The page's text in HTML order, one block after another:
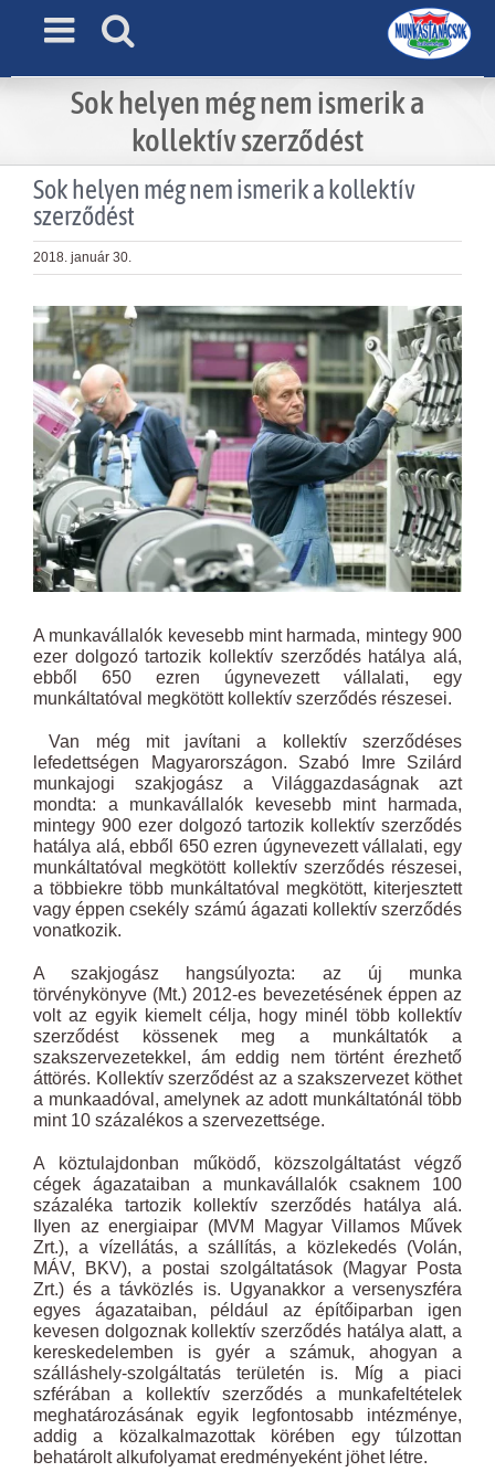
Sok helyen még nem ismerik a
kollektív szerződést
Sok helyen még nem ismerik a kollektív
szerződést
2018. január 30.
View
Larger
Image
A munkavállalók kevesebb mint harmada, mintegy 900
ezer dolgozó tartozik kollektív szerződés hatálya alá,
ebből 650 ezren úgynevezett vállalati, egy
munkáltatóval megkötött kollektív szerződés részesei.
Van még mit javítani a kollektív szerződéses
lefedettségen Magyarországon. Szabó Imre Szilárd
munkajogi szakjogász a Világgazdaságnak azt
mondta: a munkavállalók kevesebb mint harmada,
mintegy 900 ezer dolgozó tartozik kollektív szerződés
hatálya alá, ebből 650 ezren úgynevezett vállalati, egy
munkáltatóval megkötött kollektív szerződés részesei,
a többiekre több munkáltatóval megkötött, kiterjesztett
vagy éppen csekély számú ágazati kollektív szerződés
vonatkozik.
A szakjogász hangsúlyozta: az új munka
törvénykönyve (Mt.) 2012-es bevezetésének éppen az
volt az egyik kiemelt célja, hogy minél több kollektív
szerződést kössenek meg a munkáltatók a
szakszervezetekkel, ám eddig nem történt érezhető
áttörés. Kollektív szerződést az a szakszervezet köthet
a munkaadóval, amelynek az adott munkáltatónál több
mint 10 százalékos a szervezettsége.
A köztulajdonban működő, közszolgáltatást végző
cégek ágazataiban a munkavállalók csaknem 100
százaléka tartozik kollektív szerződés hatálya alá.
Ilyen az energiaipar (MVM Magyar Villamos Művek
Zrt.), a vízellátás, a szállítás, a közlekedés (Volán,
MÁV, BKV), a postai szolgáltatások (Magyar Posta
Zrt.) és a távközlés is. Ugyanakkor a versenyszféra
egyes ágazataiban, például az építőiparban igen
kevesen dolgoznak kollektív szerződés hatálya alatt, a
kereskedelemben is gyér a számuk, ahogyan a
szálláshely-szolgáltatás területén is. Míg a piaci
szférában a kollektív szerződés a munkafeltételek
meghatározásának egyik legfontosabb intézménye,
addig a közalkalmazottak körében egy túlzottan
behatárolt alkufolyamat eredményeként jöhet létre.